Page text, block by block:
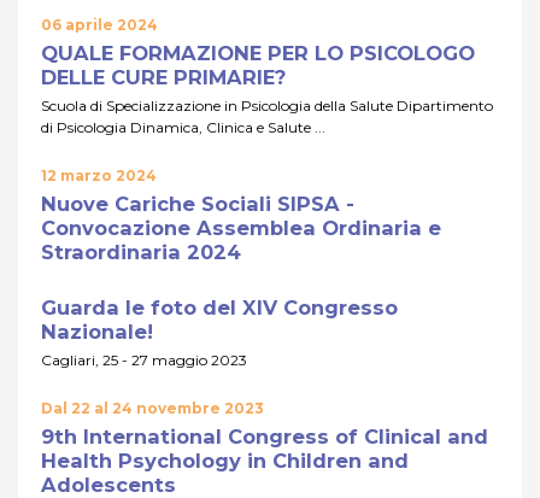
06 aprile 2024
QUALE FORMAZIONE PER LO PSICOLOGO
DELLE CURE PRIMARIE?
Scuola di Specializzazione in Psicologia della Salute Dipartimento
di Psicologia Dinamica, Clinica e Salute ...
12 marzo 2024
Nuove Cariche Sociali SIPSA -
Convocazione Assemblea Ordinaria e
Straordinaria 2024
Guarda le foto del XIV Congresso
Nazionale!
Cagliari, 25 - 27 maggio 2023
Dal 22 al 24 novembre 2023
9th International Congress of Clinical and
Health Psychology in Children and
Adolescents